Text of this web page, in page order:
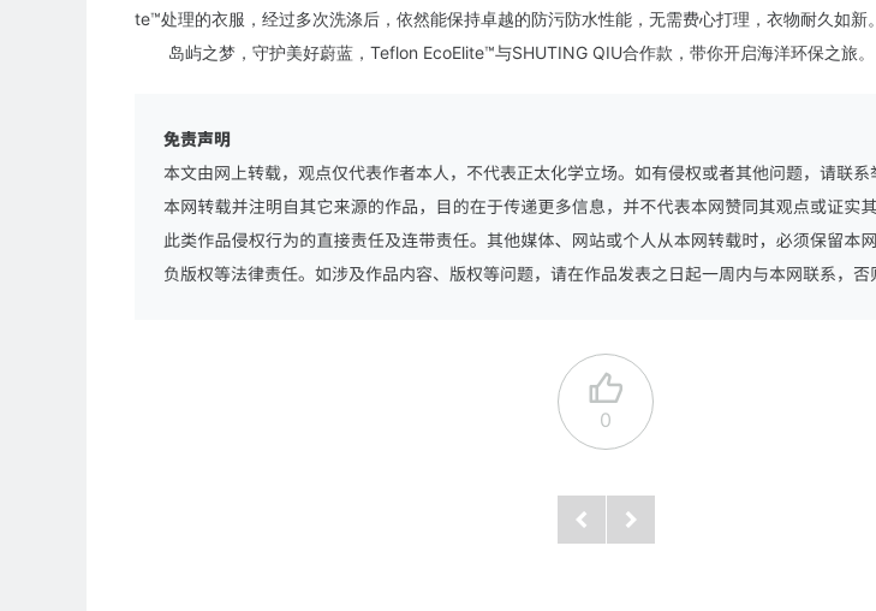
te™处理的衣服，经过多次洗涤后，依然能保持卓越的防污防水性能，无需费心打理，衣物耐久如新。
岛屿之梦，守护美好蔚蓝，Teflon EcoElite™与SHUTING QIU合作款，带你开启海洋环保之旅。
0